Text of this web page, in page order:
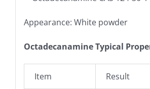
Appearance: White powder
OctadecanamineTypical
Item Result